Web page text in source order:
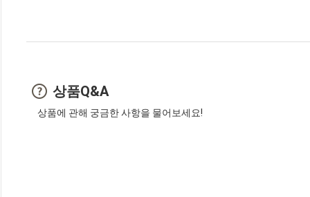
상품Q&A
상품에 관해 궁금한 사항을 물어보세요!